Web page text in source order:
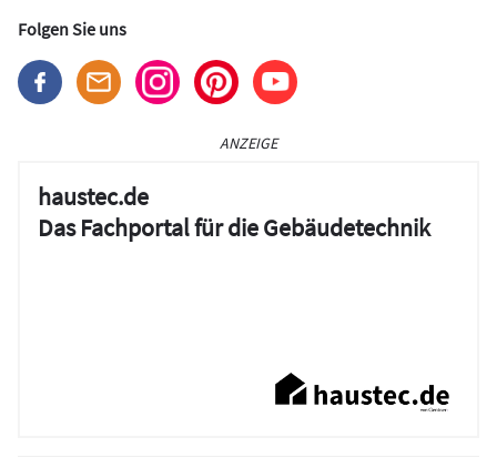
Folgen Sie uns
ANZEIGE
haustec.de
Das Fachportal für die Gebäudetechnik